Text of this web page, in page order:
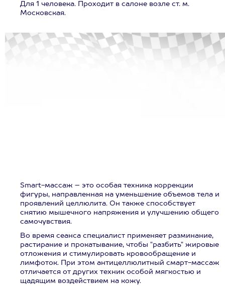
Для 1 человека. Проходит в салоне возле ст. м.
Московская.
Smart-массаж – это особая техника коррекции
фигуры, направленная на уменьшение объемов тела и
проявлений целлюлита. Он также способствует
снятию мышечного напряжения и улучшению общего
самочувствия.
Во время сеанса специалист применяет разминание,
растирание и прокатывание, чтобы "разбить" жировые
отложения и стимулировать кровообращение и
лимфоток. При этом антицеллюлитный смарт-массаж
отличается от других техник особой мягкостью и
щадящим воздействием на кожу.